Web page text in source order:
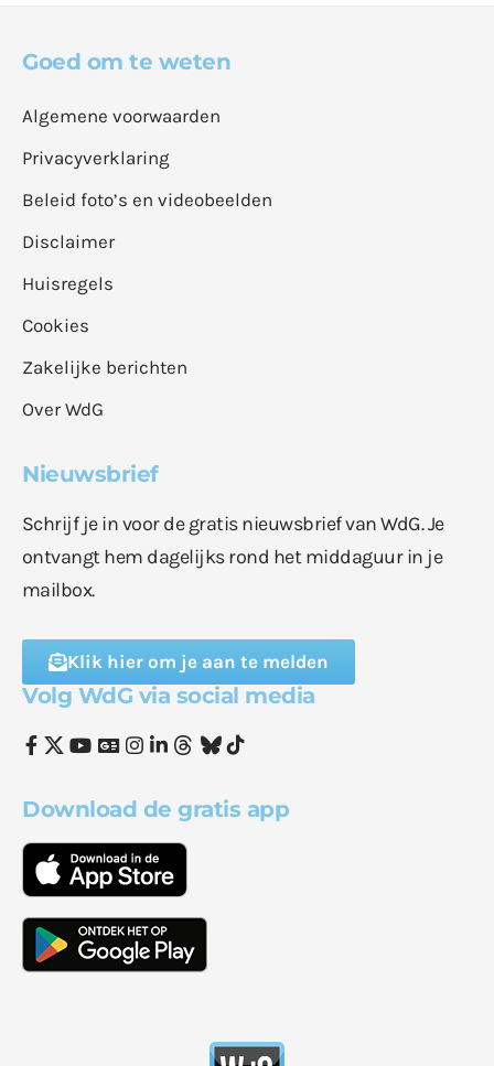
Goed om te weten
Algemene voorwaarden
Privacyverklaring
Beleid foto’s en videobeelden
Disclaimer
Huisregels
Cookies
Zakelijke berichten
Over WdG
Nieuwsbrief
Schrijf je in voor de gratis nieuwsbrief van WdG. Je
ontvangt hem dagelijks rond het middaguur in je
mailbox.
Klik hier om je aan te melden
Volg WdG via social media
Download de gratis app